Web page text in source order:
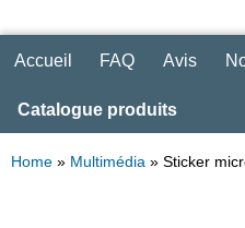
Accueil FAQ Avis
Catalogue produits
Home » Multimédia » Sticker